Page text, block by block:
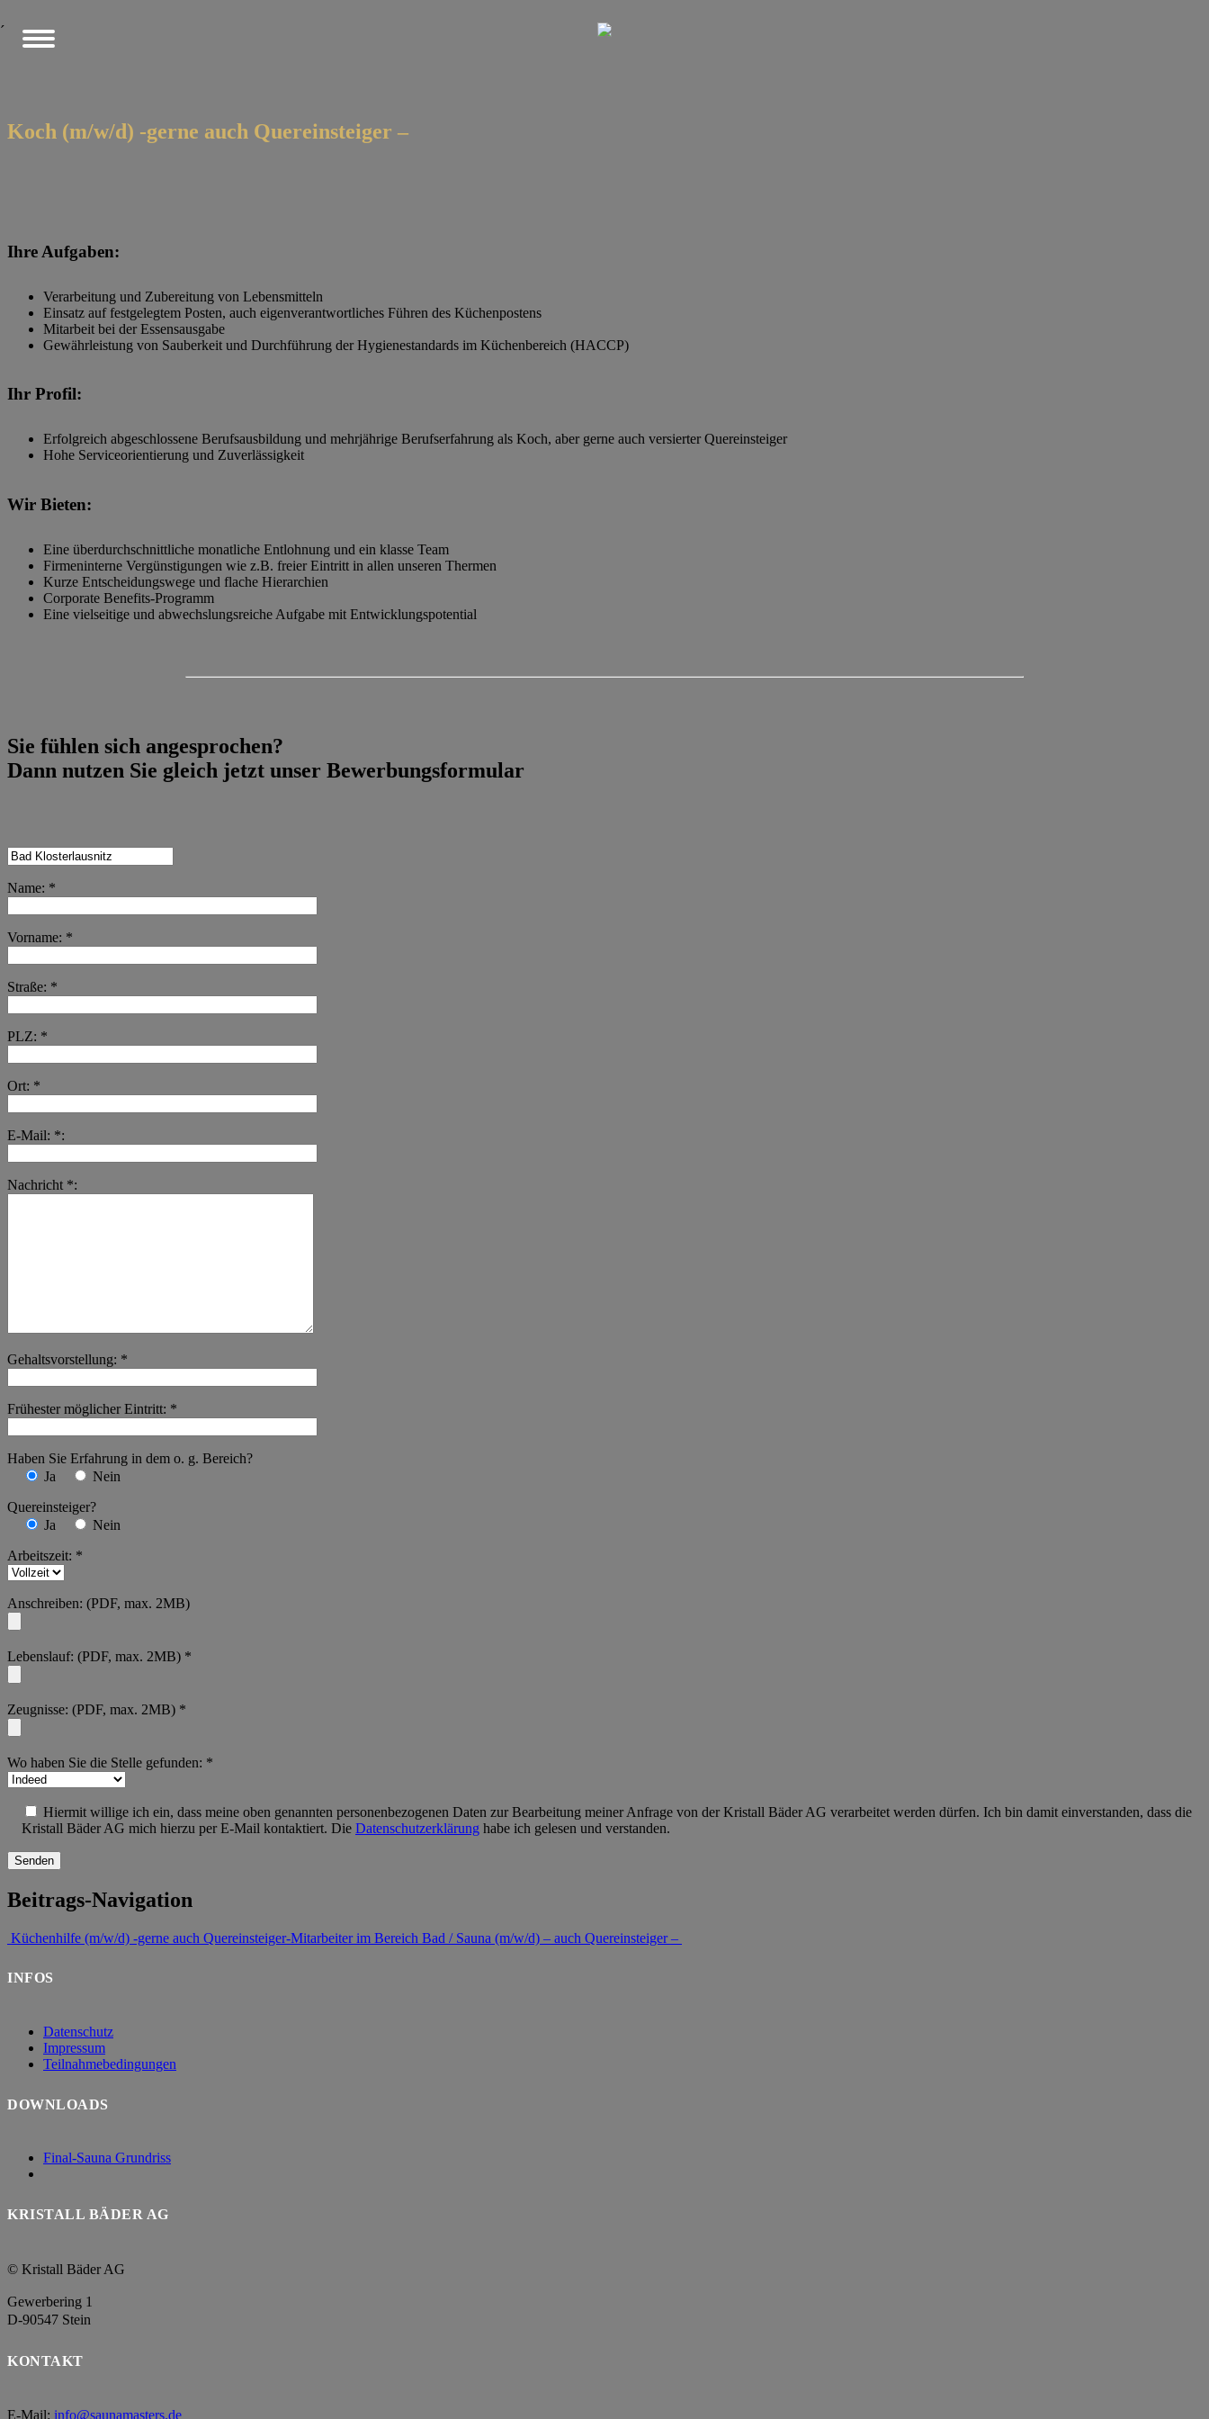
´
Koch (m/w/d) -gerne auch Quereinsteiger –
Ihre Aufgaben:
Verarbeitung und Zubereitung von Lebensmitteln
Einsatz auf festgelegtem Posten, auch eigenverantwortliches Führen des Küchenpostens
Mitarbeit bei der Essensausgabe
Gewährleistung von Sauberkeit und Durchführung der Hygienestandards im Küchenbereich (HACCP)
Ihr Profil:
Erfolgreich abgeschlossene Berufsausbildung und mehrjährige Berufserfahrung als Koch, aber gerne auch versierter Quereinsteiger
Hohe Serviceorientierung und Zuverlässigkeit
Wir Bieten:
Eine überdurchschnittliche monatliche Entlohnung und ein klasse Team
Firmeninterne Vergünstigungen wie z.B. freier Eintritt in allen unseren Thermen
Kurze Entscheidungswege und flache Hierarchien
Corporate Benefits-Programm
Eine vielseitige und abwechslungsreiche Aufgabe mit Entwicklungspotential
Sie fühlen sich angesprochen?
Dann nutzen Sie gleich jetzt unser Bewerbungsformular
Name: *
Vorname: *
Straße: *
PLZ: *
Ort: *
E-Mail: *:
Nachricht *:
Gehaltsvorstellung: *
Frühester möglicher Eintritt: *
Haben Sie Erfahrung in dem o. g. Bereich?
Ja
Nein
Quereinsteiger?
Ja
Nein
Arbeitszeit: *
Anschreiben: (PDF, max. 2MB)
Lebenslauf: (PDF, max. 2MB) *
Zeugnisse: (PDF, max. 2MB) *
Wo haben Sie die Stelle gefunden: *
Hiermit willige ich ein, dass meine oben genannten personenbezogenen Daten zur Bearbeitung meiner Anfrage von der Kristall Bäder AG verarbeitet werden dürfen. Ich bin damit einverstanden, dass die
Kristall Bäder AG mich hierzu per E-Mail kontaktiert. Die Datenschutzerklärung habe ich gelesen und verstanden.
Beitrags-Navigation
Küchenhilfe (m/w/d) -gerne auch Quereinsteiger-Mitarbeiter im Bereich Bad / Sauna (m/w/d) – auch Quereinsteiger –
INFOS
Datenschutz
Impressum
Teilnahmebedingungen
DOWNLOADS
Final-Sauna Grundriss
KRISTALL BÄDER AG
© Kristall Bäder AG
Gewerbering 1
D-90547 Stein
KONTAKT
E-Mail: info@saunamasters.de